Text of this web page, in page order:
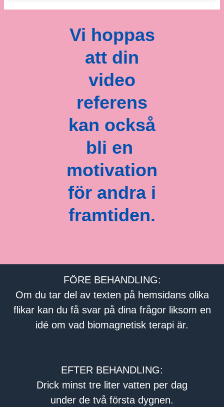
Vi hoppas
att din
video
referens
kan också
bli en
motivation
för andra i
framtiden.
FÖRE BEHANDLING:
Om du tar del av texten på hemsidans olika
flikar kan du få svar på dina frågor liksom en
idé om vad biomagnetisk terapi är.
EFTER BEHANDLING:
Drick minst tre liter vatten per dag
under de två första dygnen.